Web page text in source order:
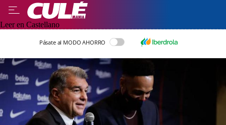
Leer en Castellano
Pásate al MODO AHORRO